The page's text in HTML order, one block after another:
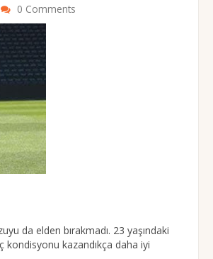
0 Comments
da elden bırakmadı. 23 yaşındaki
kondisyonu kazandıkça daha iyi